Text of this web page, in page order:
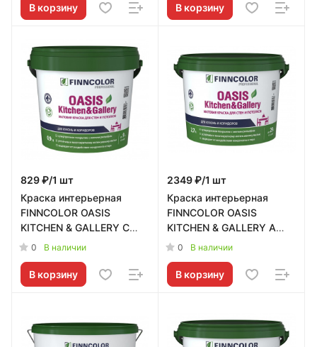
В корзину В корзину
829 ₽/1 шт
Краска интерьерная
FINNCOLOR OASIS
KITCHEN & GALLERY C
матовая 0,9л Tikkurila RU
0 В наличии
В корзину
2349 ₽/1 шт
Краска интерьерная
FINNCOLOR OASIS
KITCHEN & GALLERY A
матовая 2,7л Tikkurila RU
0 В наличии
В корзину